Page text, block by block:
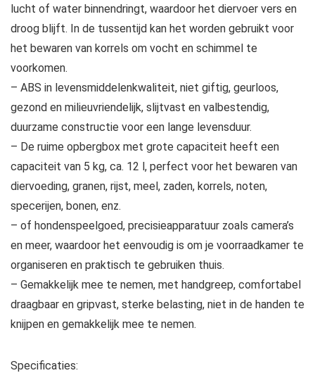
lucht of water binnendringt, waardoor het diervoer vers en
droog blijft. In de tussentijd kan het worden gebruikt voor
het bewaren van korrels om vocht en schimmel te
voorkomen.
– ABS in levensmiddelenkwaliteit, niet giftig, geurloos,
gezond en milieuvriendelijk, slijtvast en valbestendig,
duurzame constructie voor een lange levensduur.
– De ruime opbergbox met grote capaciteit heeft een
capaciteit van 5 kg, ca. 12 l, perfect voor het bewaren van
diervoeding, granen, rijst, meel, zaden, korrels, noten,
specerijen, bonen, enz.
– of hondenspeelgoed, precisieapparatuur zoals camera’s
en meer, waardoor het eenvoudig is om je voorraadkamer te
organiseren en praktisch te gebruiken thuis.
– Gemakkelijk mee te nemen, met handgreep, comfortabel
draagbaar en gripvast, sterke belasting, niet in de handen te
knijpen en gemakkelijk mee te nemen.
Specificaties: